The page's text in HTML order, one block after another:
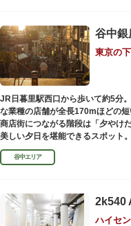
が濃密な空間を作り出す「五典
この建物に色濃く反映されていま
彫刻作品や芸術品を鑑賞する美術
値も感じられる施設です。朝倉の
は、その芸術上・観賞上の価値が
園」として国の名勝に指定されてい
谷中銀
東京の
JR日暮里駅西口から歩いて約5分
な業種の店舗が全長170mほどの短
商店街につながる階段は「夕やけ
美しい夕日を堪能できるスポット。
谷中銀座商店街は1945年頃に自然
発展。昭和の懐かしい商店街の
観光客が訪れ、買い物や散策を楽
谷中エリア
2k540
ハイセ